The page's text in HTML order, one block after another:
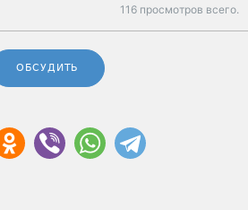
116 просмотров всего.
ОБСУДИТЬ